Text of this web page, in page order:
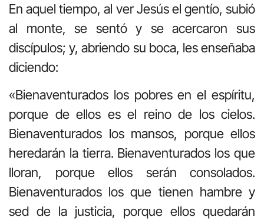
En aquel tiempo, al ver Jesús el gentío, subió
al monte, se sentó y se acercaron sus
discípulos; y, abriendo su boca, les enseñaba
diciendo:
«Bienaventurados los pobres en el espíritu,
porque de ellos es el reino de los cielos.
Bienaventurados los mansos, porque ellos
heredarán la tierra. Bienaventurados los que
lloran, porque ellos serán consolados.
Bienaventurados los que tienen hambre y
sed de la justicia, porque ellos quedarán